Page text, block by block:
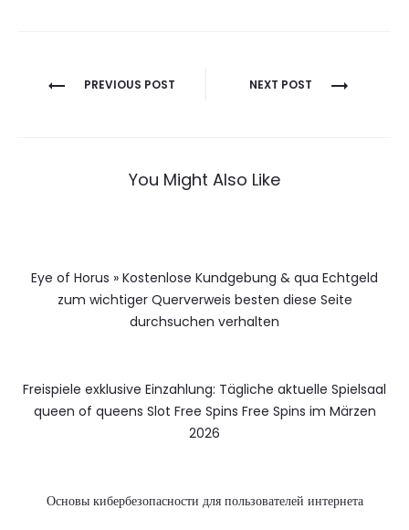
Berichtnavigatie
PREVIOUS POST NEXT POST
You Might Also Like
Eye of Horus » Kostenlose Kundgebung & qua Echtgeld
zum wichtiger Querverweis besten diese Seite
durchsuchen verhalten
Freispiele exklusive Einzahlung: Tägliche aktuelle Spielsaal
queen of queens Slot Free Spins Free Spins im Märzen
2026
Основы кибербезопасности для пользователей интернета